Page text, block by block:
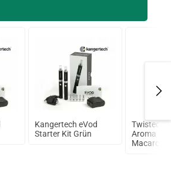
Kangertech eVod
Starter Kit Grün
Twisted
Aroma